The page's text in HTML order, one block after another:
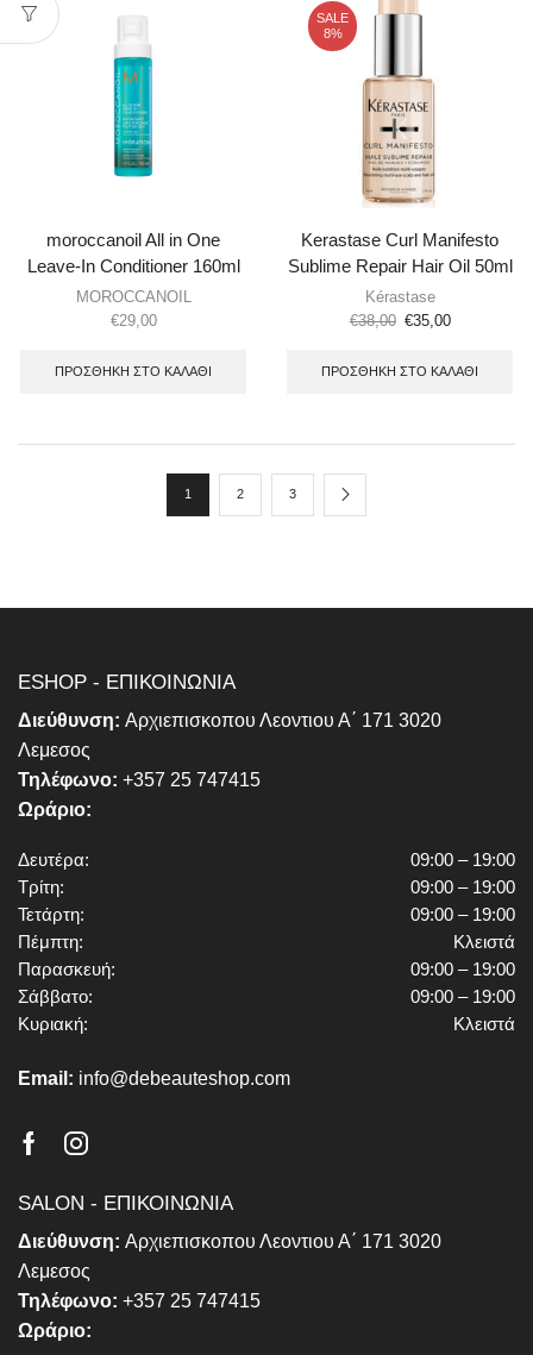
moroccanoil All in One
Leave-In Conditioner 160ml
MOROCCANOIL
€29,00
ΠΡΟΣΘΉΚΗ ΣΤΟ ΚΑΛΆΘΙ
SALE
8%
Kerastase Curl Manifesto
Sublime Repair Hair Oil 50ml
Kérastase
€38,00 €35,00
ΠΡΟΣΘΉΚΗ ΣΤΟ ΚΑΛΆΘΙ
1 2 3
ESHOP - ΕΠΙΚΟΙΝΩΝΙΑ
Διεύθυνση: Αρχιεπισκοπου Λεοντιου Α΄ 171 3020
Λεμεσος
Τηλέφωνο: +357 25 747415
Ωράριο:
Δευτέρα:
09:00 – 19:00
Τρίτη:
09:00 – 19:00
Τετάρτη:
09:00 – 19:00
Πέμπτη:
Κλειστά
Παρασκευή:
09:00 – 19:00
Σάββατο:
09:00 – 19:00
Κυριακή:
Κλειστά
Email: info@debeauteshop.com
FacebookInstagram
SALON - ΕΠΙΚΟΙΝΩΝΙΑ
Διεύθυνση: Αρχιεπισκοπου Λεοντιου Α΄ 171 3020
Λεμεσος
Τηλέφωνο: +357 25 747415
Ωράριο: